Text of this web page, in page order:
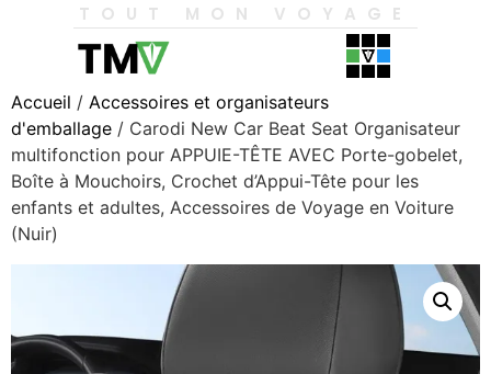
TOUT MON VOYAGE
Accueil / Accessoires et organisateurs
d'emballage / Carodi New Car Beat Seat Organisateur
multifonction pour APPUIE-TÊTE AVEC Porte-gobelet,
Boîte à Mouchoirs, Crochet d’Appui-Tête pour les
enfants et adultes, Accessoires de Voyage en Voiture
(Nuir)